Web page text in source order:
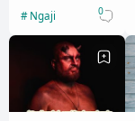
mungkin bisa
menjawabnya.
Ulama sekalipun.
Kenap…
Ngaji 0